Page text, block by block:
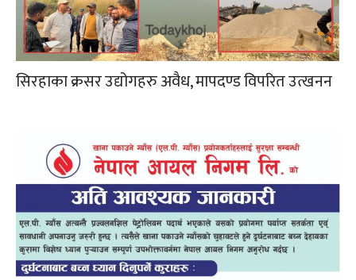
सिरहाका क्रसर उद्योगहरु अवैध, मापदण्ड विपरित उत्खनन